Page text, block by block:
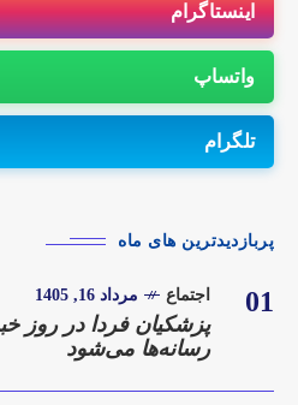
اینستاگرام
واتساپ
تلگرام
پربازدیدترین های ماه
01 اجتماع مرداد 16, 1405
پزشکیان فردا در روز
رسانه‌ها می‌شود